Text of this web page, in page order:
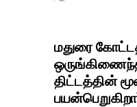
மதுரை
திட்டத்தின்